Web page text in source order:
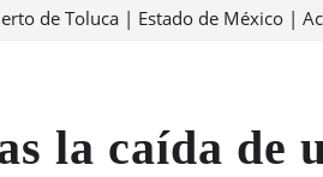
de Toluca | Estado de México |
la caída de